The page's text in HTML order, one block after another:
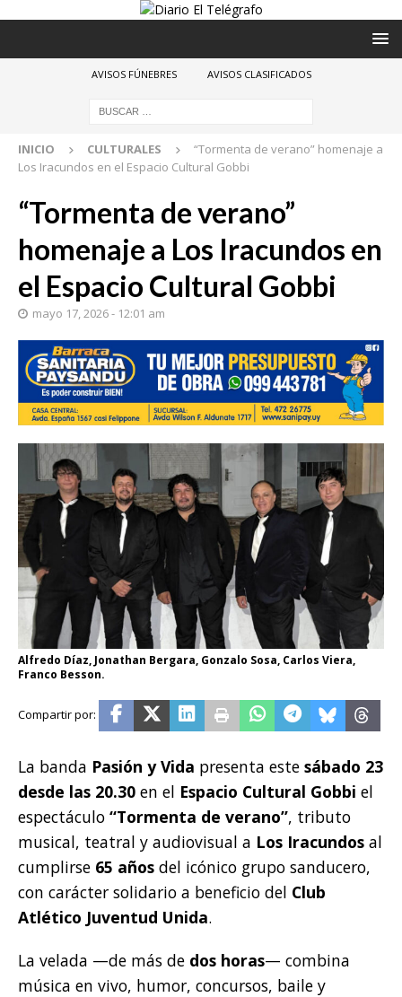
AVISOS FÚNEBRES AVISOS CLASIFICADOS
INICIO CULTURALES
“Tormenta de verano” homenaje a
Los Iracundos en el Espacio Cultural Gobbi
“Tormenta de verano”
homenaje a Los Iracundos en
el Espacio Cultural Gobbi
mayo 17, 2026 - 12:01 am
Alfredo Díaz, Jonathan Bergara, Gonzalo Sosa, Carlos Viera,
Franco Besson.
La banda Pasión y Vida presenta este sábado 23
desde las 20.30 en el Espacio Cultural Gobbi el
espectáculo “Tormenta de verano”, tributo
musical, teatral y audiovisual a Los Iracundos al
cumplirse 65 años del icónico grupo sanducero,
con carácter solidario a beneficio del Club
Atlético Juventud Unida.
La velada —de más de dos horas— combina
música en vivo, humor, concursos, baile y